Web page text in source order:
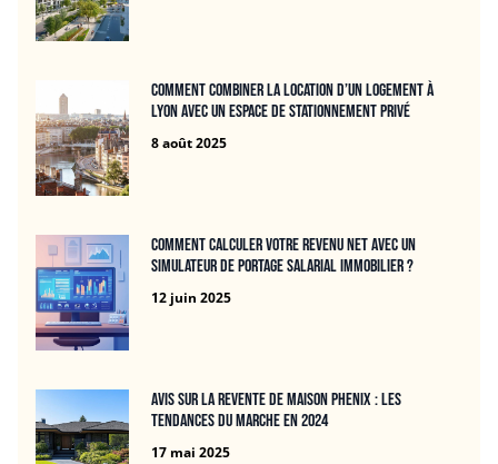
Comment combiner la location d’un logement à
Lyon avec un espace de stationnement privé
8 août 2025
Comment calculer votre revenu net avec un
simulateur de portage salarial immobilier ?
12 juin 2025
Avis sur la revente de maison Phenix : Les
tendances du marche en 2024
17 mai 2025